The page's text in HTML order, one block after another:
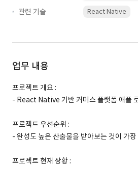
관련 기술
React Native
업무 내용
프로젝트 개요 :
- React Native 기반 커머스 플랫폼 애플
프로젝트 우선순위 :
- 완성도 높은 산출물을 받아보는 것이 가
프로젝트 현재 상황 :